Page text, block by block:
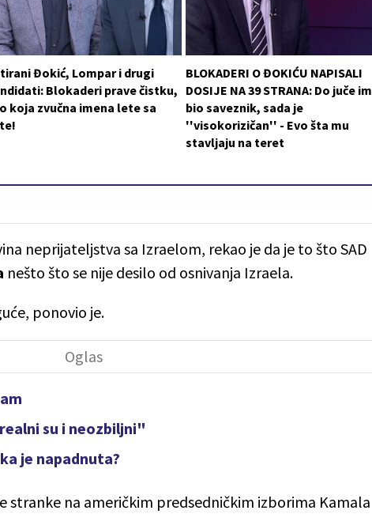
Đokić, Lompar i drugi
Blokaderi prave čistku,
koja zvučna imena lete sa
BLOKADERI O ĐOKIĆU NAPISALI
DOSIJE NA 39 STRANA: Do juče im
bio saveznik, sada je
''visokorizičan'' - Evo šta mu
stavljaju na teret
neprijateljstva sa Izraelom, rekao je da je to što SAD
nešto što se nije desilo od osnivanja Izraela.
ponovio je.
su i neozbiljni"
je napadnuta?
stranke na američkim predsedničkim izborima Kamala